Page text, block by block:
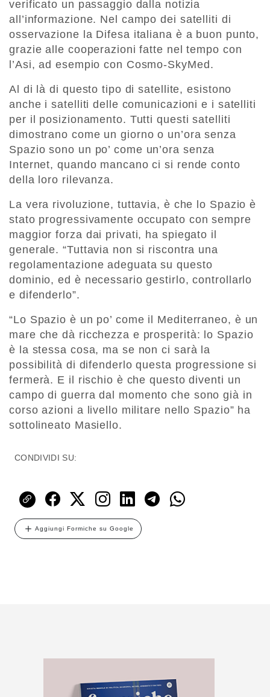
verificato un passaggio dalla notizia
all’informazione. Nel campo dei satelliti di
osservazione la Difesa italiana è a buon punto,
grazie alle cooperazioni fatte nel tempo con
l’Asi, ad esempio con Cosmo-SkyMed.
Al di là di questo tipo di satellite, esistono
anche i satelliti delle comunicazioni e i satelliti
per il posizionamento. Tutti questi satelliti
dimostrano come un giorno o un’ora senza
Spazio sono un po’ come un’ora senza
Internet, quando mancano ci si rende conto
della loro rilevanza.
La vera rivoluzione, tuttavia, è che lo Spazio è
stato progressivamente occupato con sempre
maggior forza dai privati, ha spiegato il
generale. “Tuttavia non si riscontra una
regolamentazione adeguata su questo
dominio, ed è necessario gestirlo, controllarlo
e difenderlo”.
“Lo Spazio è un po’ come il Mediterraneo, è un
mare che dà ricchezza e prosperità: lo Spazio
è la stessa cosa, ma se non ci sarà la
possibilità di difenderlo questa progressione si
fermerà. E il rischio è che questo diventi un
campo di guerra dal momento che sono già in
corso azioni a livello militare nello Spazio” ha
sottolineato Masiello.
CONDIVIDI SU:
Aggiungi Formiche su Google